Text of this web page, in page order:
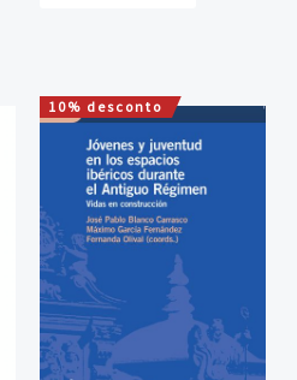
10% desconto
O
preço
original
era:
12,00 €.
O
preço
atual
é:
10,80 €.